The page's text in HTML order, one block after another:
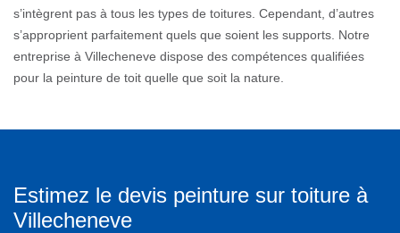
s’intègrent pas à tous les types de toitures. Cependant, d’autres
s’approprient parfaitement quels que soient les supports. Notre
entreprise à Villecheneve dispose des compétences qualifiées
pour la peinture de toit quelle que soit la nature.
Estimez le devis peinture sur toiture à
Villecheneve